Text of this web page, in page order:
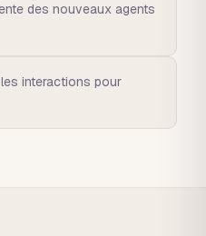
des nouveaux agents
interactions pour